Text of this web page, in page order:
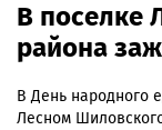
В поселке
района
В День народного
Лесном